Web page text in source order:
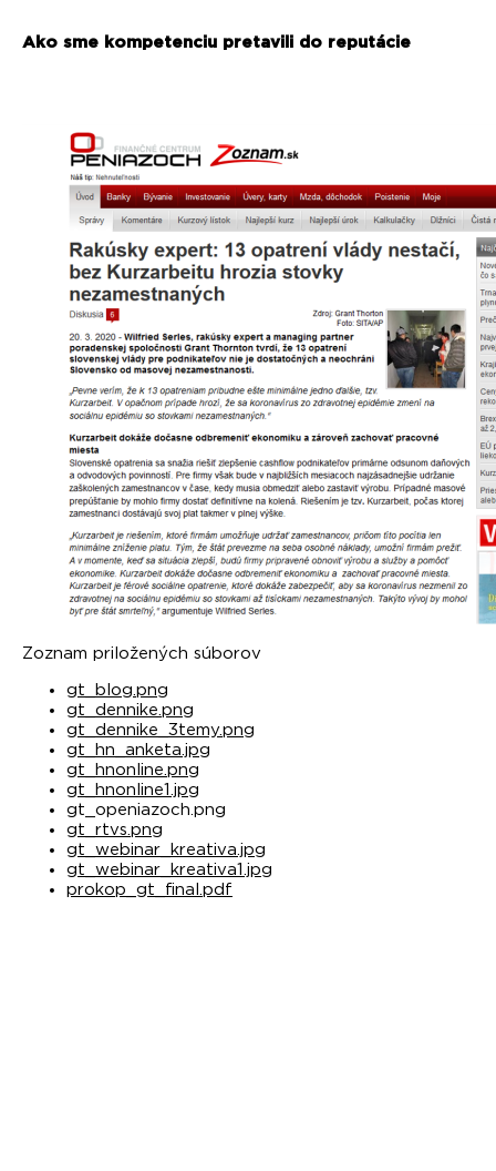
Ako sme kompetenciu pretavili do reputácie
Zoznam priložených súborov
gt_blog.png
gt_dennike.png
gt_dennike_3temy.png
gt_hn_anketa.jpg
gt_hnonline.png
gt_hnonline1.jpg
gt_openiazoch.png
gt_rtvs.png
gt_webinar_kreativa.jpg
gt_webinar_kreativa1.jpg
prokop_gt_final.pdf